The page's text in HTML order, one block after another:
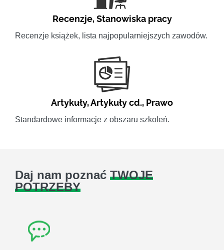
Recenzje,Stanowiska pracy
Recenzje książek, lista najpopularniejszych zawodów.
Artykuły,Artykuły cd., Prawo
Standardowe informacje z obszaru szkoleń.
Daj nam poznać TWOJE
POTRZEBY